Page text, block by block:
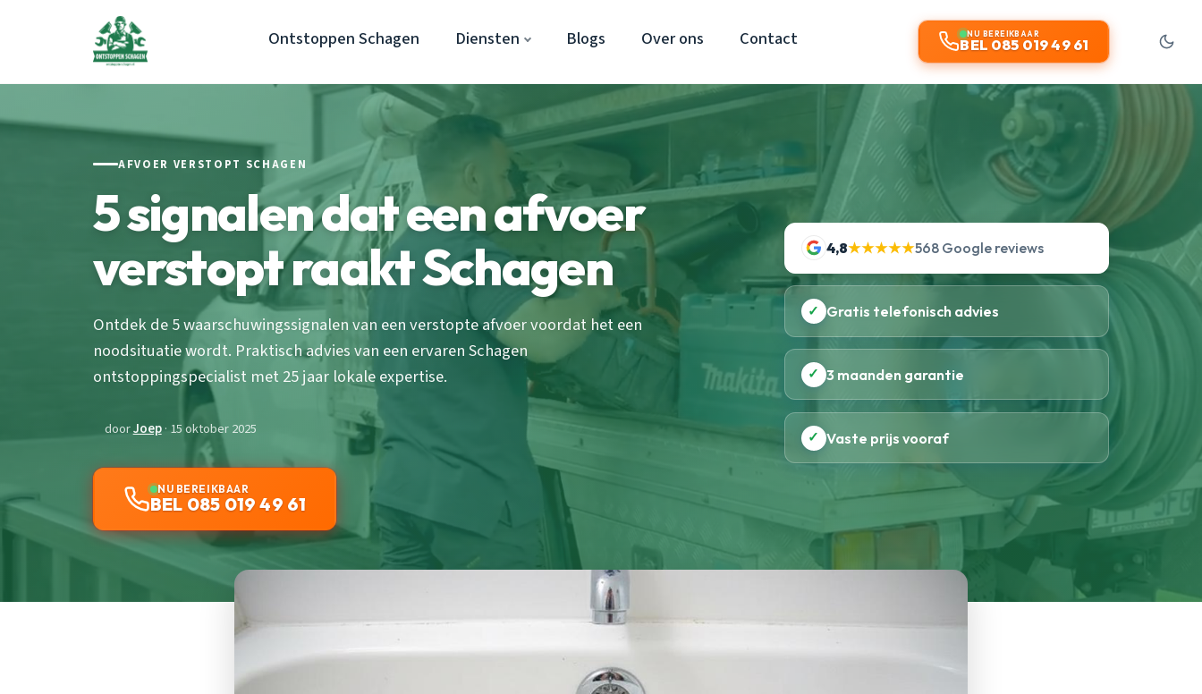
Ontstoppen Schagen Diensten Blogs Over ons Contact NU BEREIKBAAR
BEL 085 019 49 61
AFVOER VERSTOPT SCHAGEN
5 signalen dat een afvoer
verstopt raakt Schagen
Ontdek de 5 waarschuwingssignalen van een verstopte afvoer voordat het een
noodsituatie wordt. Praktisch advies van een ervaren Schagen
ontstoppingspecialist met 25 jaar lokale expertise.
doorJoep· 15 oktober 2025
NU BEREIKBAAR
BEL 085 019 49 61
4,8★★★★★568 Google reviews
✓ Gratis telefonisch advies
✓ 3 maanden garantie
✓ Vaste prijs vooraf